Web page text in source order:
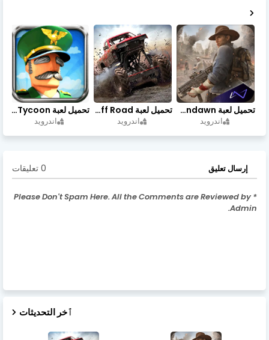
تحميل لعبة Undawn مهكرة للأندرويد أخر إصدار | تحميل مباشر + موارد غير محدودة
اندرويد
تحميل لعبة Trucks Off Road مهكرة اخر اصدار
اندرويد
تحميل لعبة Idle Military SCH Tycoon مهكرة آخر إصدار
اندرويد
إرسال تعليق 0 تعليقات
* Please Don't Spam Here. All the Comments are Reviewed by
Admin.
ٱخر التحديثات